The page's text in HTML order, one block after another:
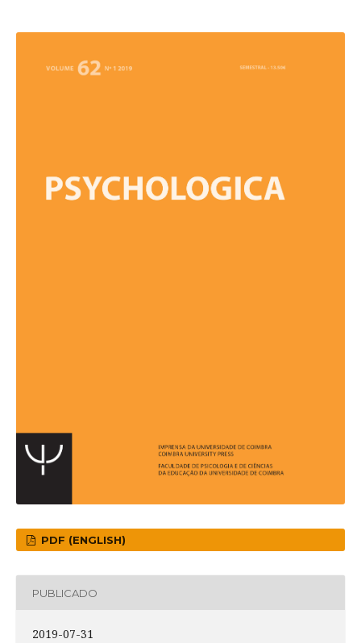
PDF (ENGLISH)
PUBLICADO
2019-07-31